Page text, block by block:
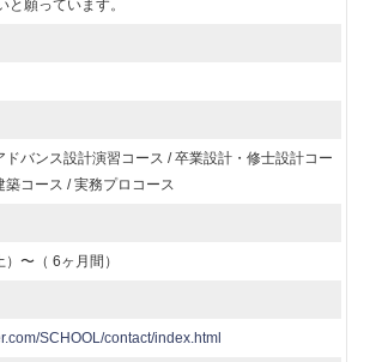
と願っています。
ドバンス設計演習コース / 卒業設計・修士設計コー
築コース / 実務プロコース
〜（ 6ヶ月間）
SCHOOL/contact/index.html